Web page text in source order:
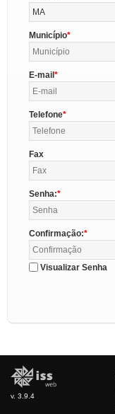
MA
Município
E-mail
Telefone
Fax
Senha:
Confirmação:
Visualizar Senha
v. 3.9.4